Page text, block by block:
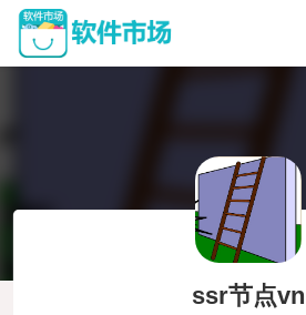
ssr节点vn